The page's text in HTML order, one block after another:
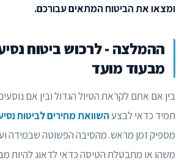
ומצאו את הביטוח המתאים עבורכם.
ההמלצה - לרכוש ביטוח
מבעוד מועד
בין אם אתם לקראת הטיול הגדול ובין אם
תמיד כדאי לבצעהשוואת מחירים לביטוח
מספיק זמן מראש. מהסיבה הפשוטה שבמידה
משהו או מתבטלת הטיסה כדאי לדאוג להיות